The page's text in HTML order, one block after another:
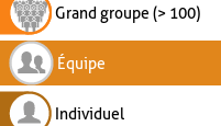
Grand groupe (> 100)
Équipe
Individuel